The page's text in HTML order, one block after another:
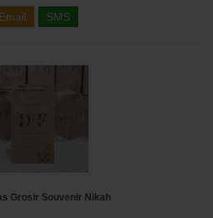
Email SMS
Grosir Souvenir Nikah